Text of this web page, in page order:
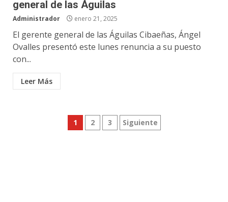
general de las Águilas
Administrador enero 21, 2025
El gerente general de las Águilas Cibaeñas, Ángel
Ovalles presentó este lunes renuncia a su puesto
con...
Leer Más
Paginación
1 2 3 Siguiente